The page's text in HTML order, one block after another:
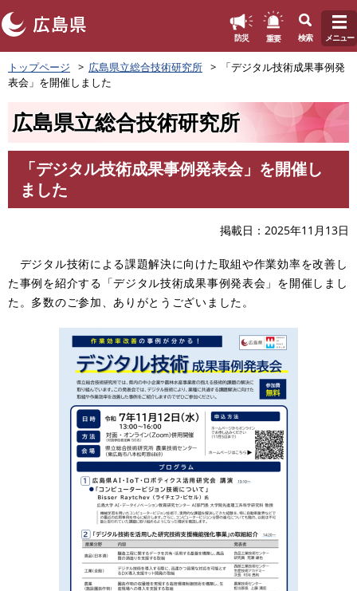
ペ
ー
ジ
防災 重要 検索 メニュー
トップページ 広島県立総合技術研究所
「デジタル技術成果事例発
表会」を開催しました
広島県立総合技術研究所
「デジタル技術成果事例発表会」を開催し
ました
掲載日 2025年11月13日
デジタル技術による課題解決に向けた取組や作業効率を改善し
た事例を紹介する「デジタル技術成果事例発表会」を開催しまし
た。多数のご参加、ありがとうございました。